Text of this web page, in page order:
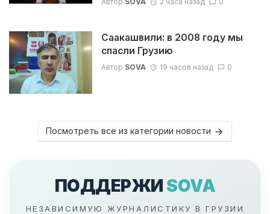
Саакашвили: в 2008 году мы
спасли Грузию
Автор SOVA 19 часов назад 0
Посмотреть все из категории новости
ПОДДЕРЖИ SOVA
НЕЗАВИСИМУЮ ЖУРНАЛИСТИКУ В ГРУЗИИ